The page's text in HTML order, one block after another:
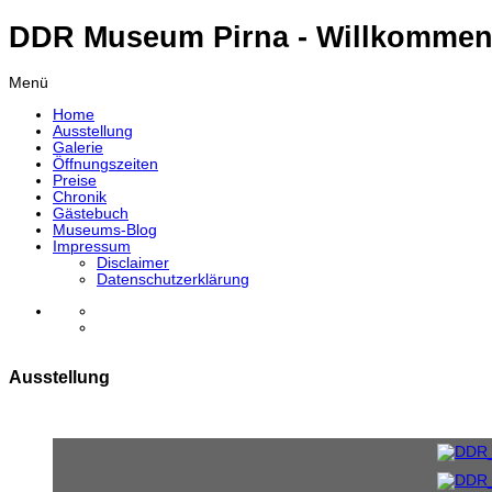
DDR Museum Pirna -
Menü
Home
Ausstellung
Galerie
Öffnungszeiten
Preise
Chronik
Gästebuch
Museums-Blog
Impressum
Disclaimer
Datenschutzerklärung
Ausstellung